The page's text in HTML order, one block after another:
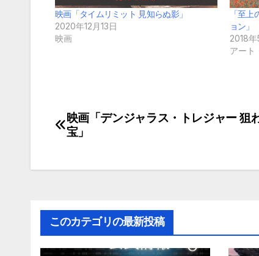
映画「タイムリミット 見知らぬ影」
2020年12月13日
映画
「至
ョン」
2018年
アート
投
ナ
ゲ
ー
映画「デンジャラス・トレジャー 狙
宝」
このカテゴリの最新投稿